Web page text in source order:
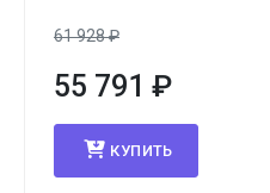
61 928₽
55 791 ₽
КУПИТЬ